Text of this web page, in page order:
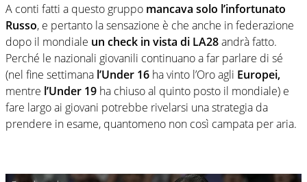
A conti fatti a questo gruppo mancava solo l’infortunato
Russo, e pertanto la sensazione è che anche in federazione
dopo il mondiale un check in vista di LA28andrà fatto.
Perché le nazionali giovanili continuano a far parlare di sé
(nel fine settimana l’Under 16 ha vinto l’Oro agli Europei,
mentre l’Under 19 ha chiuso al quinto posto il mondiale) e
fare largo ai giovani potrebbe rivelarsi una strategia da
prendere in esame, quantomeno non così campata per aria.